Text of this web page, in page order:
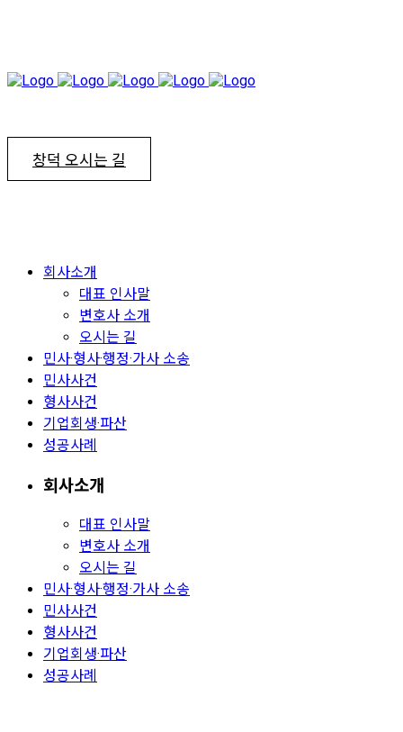
창덕 오시는 길
회사소개
대표 인사말
변호사 소개
오시는 길
민사·형사·행정·가사 소송
민사사건
형사사건
기업회생·파산
성공사례
회사소개
대표 인사말
변호사 소개
오시는 길
민사·형사·행정·가사 소송
민사사건
형사사건
기업회생·파산
성공사례